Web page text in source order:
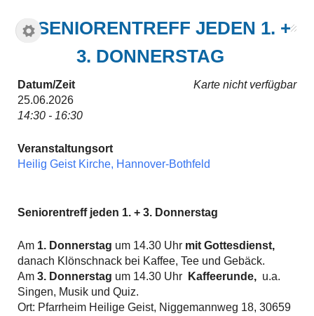
SENIORENTREFF JEDEN 1. +
3. DONNERSTAG
Karte nicht verfügbar
Datum/Zeit
25.06.2026
14:30 - 16:30
Veranstaltungsort
Heilig Geist Kirche, Hannover-Bothfeld
Seniorentreff jeden 1. + 3. Donnerstag
Am 1. Donnerstag um 14.30 Uhr mit Gottesdienst,
danach Klönschnack bei Kaffee, Tee und Gebäck.
Am 3. Donnerstag um 14.30 Uhr Kaffeerunde, u.a.
Singen, Musik und Quiz.
Ort: Pfarrheim Heilige Geist, Niggemannweg 18, 30659